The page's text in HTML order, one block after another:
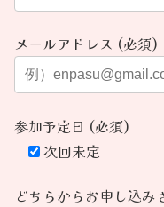
メールアドレス (必須)
参加予定日 (必須)
次回未定
どちらからお申し込